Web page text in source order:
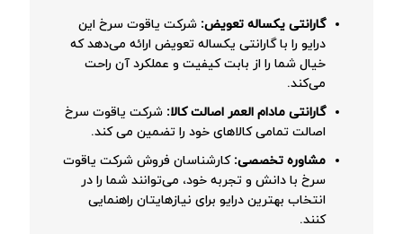
گارانتی یکساله تعویض: شرکت یاقوت سرخ این
درایو را با گارانتی یکساله تعویض ارائه می‌دهد که
خیال شما را از بابت کیفیت و عملکرد آن راحت
می‌کند.
گارانتی مادام العمر اصالت کالا: شرکت یاقوت سرخ
اصالت تمامی کالاهای خود را تضمین می کند.
مشاوره تخصصی: کارشناسان فروش شرکت یاقوت
سرخ با دانش و تجربه خود، می‌توانند شما را در
انتخاب بهترین درایو برای نیازهایتان راهنمایی
کنند.